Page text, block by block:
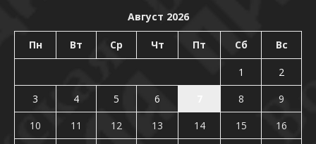
Август 2026
Пн Вт Ср Чт Пт Сб Вс
1
2
3
4 5 6 8
9
10
11 12 13 14 15
16